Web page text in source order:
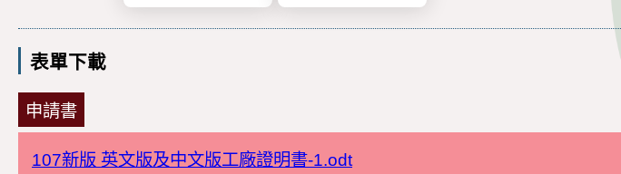
表單下載
申請書
107新版 英文版及中文版工廠證明書-1.odt